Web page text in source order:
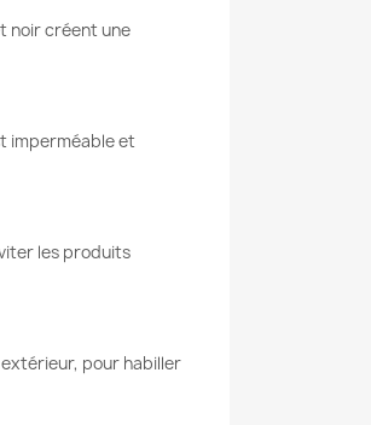
noir créent une
imperméable et
les produits
extérieur, pour habiller